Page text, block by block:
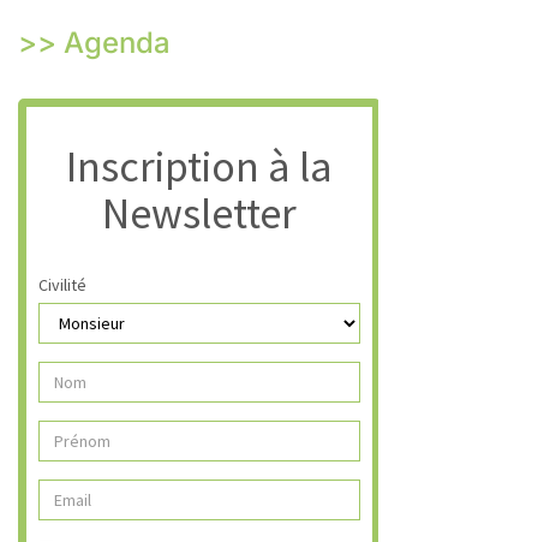
>> Agenda